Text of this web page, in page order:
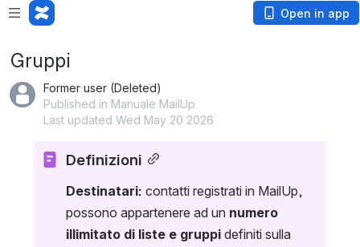
Open in app
Gruppi
Former user (Deleted)
Published in Manuale MailUp
Last updated Wed May 20 2026
Definizioni
Destinatari: contatti registrati in MailUp,
possono appartenere ad un numero
illimitato di liste e gruppi definiti sulla